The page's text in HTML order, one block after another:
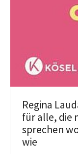
Regina
für alle, die
sprechen
wie